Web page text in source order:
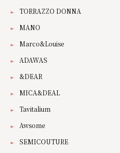
TORRAZZO DONNA
MANO
Marco&Louise
ADAWAS
&DEAR
MICA&DEAL
Tavitalium
Awsome
SEMICOUTURE